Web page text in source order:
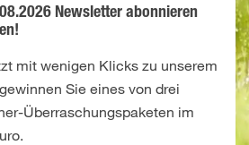
Newsletter abonnieren
mit wenigen Klicks zu unserem
Sie eines von drei
Überraschungspaketen im